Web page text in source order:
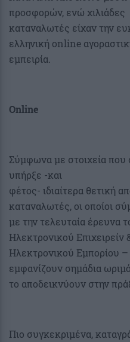
προσφορών, ενώ χιλιάδες
καταναλωτές είχαν την
ελληνική online
εμπειρία.
Οnline
Σύμφωνα με στοιχεία που
υπήρξε -και
φέτος- ιδιαίτερα θετική
καταναλωτές, οι οποίοι
με την τελευταία έρευνα
Ηλεκτρονικού Επιχειρείν
Ηλεκτρονικού Εμπορίου –
εμφανίζουν σημάδια
το αποδεικνύουν στην
Πιο συγκεκριμένα,